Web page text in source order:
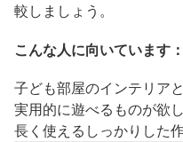
較しましょう。
こんな人に向いています：
子ども部屋のインテリア
実用的に遊べるものが欲
長く使えるしっかりした